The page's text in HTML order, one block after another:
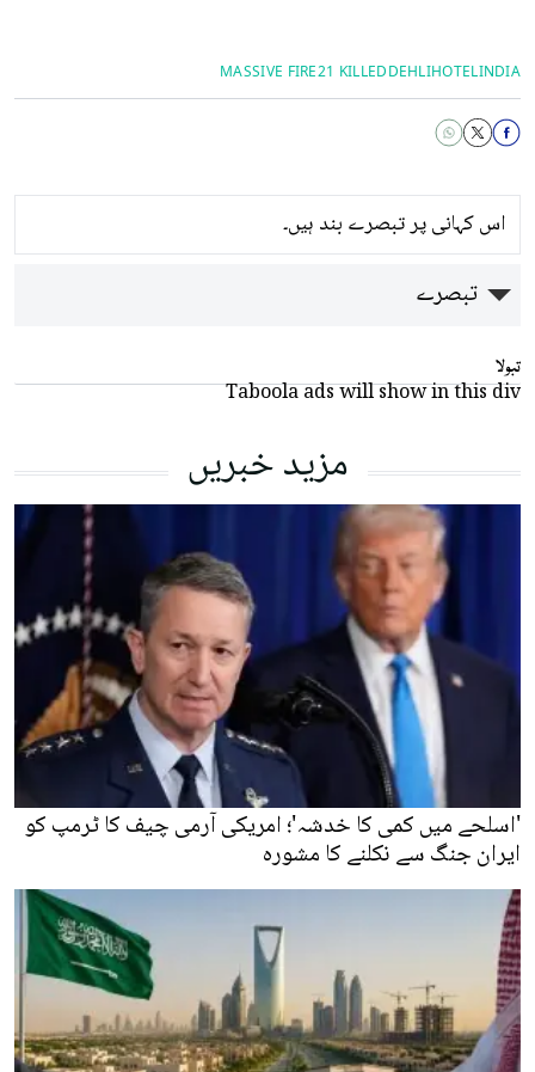
INDIA
HOTEL
DEHLI
21 KILLED
MASSIVE FIRE
اس کہانی پر تبصرے بند ہیں۔
تبصرے
تبولا
Taboola ads will show in this div
مزید خبریں
'اسلحے میں کمی کا خدشہ'؛ امریکی آرمی چیف کا ٹرمپ کو
ایران جنگ سے نکلنے کا مشورہ